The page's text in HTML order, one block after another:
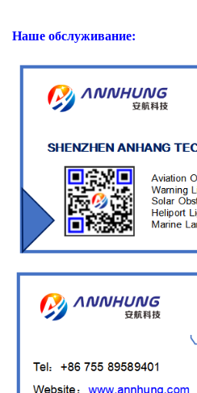
Наше обслуживание: